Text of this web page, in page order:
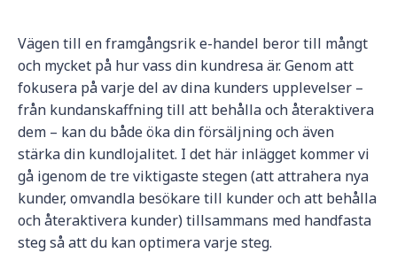
Vägen till en framgångsrik e-handel beror till mångt
och mycket på hur vass din kundresa är. Genom att
fokusera på varje del av dina kunders upplevelser –
från kundanskaffning till att behålla och återaktivera
dem – kan du både öka din försäljning och även
stärka din kundlojalitet. I det här inlägget kommer vi
gå igenom de tre viktigaste stegen (att attrahera nya
kunder, omvandla besökare till kunder och att behålla
och återaktivera kunder) tillsammans med handfasta
steg så att du kan optimera varje steg.